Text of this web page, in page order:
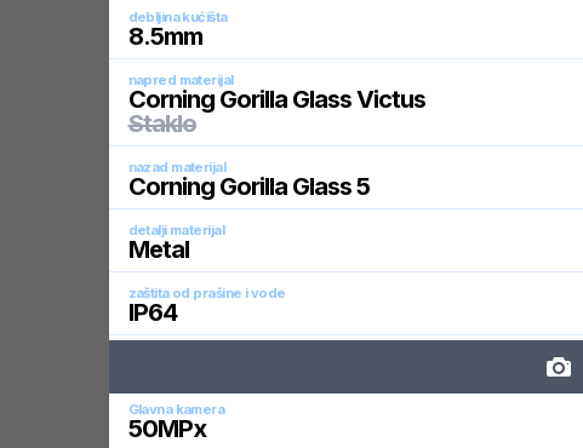
debljina kućišta
8.5mm
napred materijal
Corning Gorilla Glass Victus
Staklo
nazad materijal
Corning Gorilla Glass 5
detalji materijal
Metal
zaštita od prašine i vode
IP64
Glavna kamera
50MPx